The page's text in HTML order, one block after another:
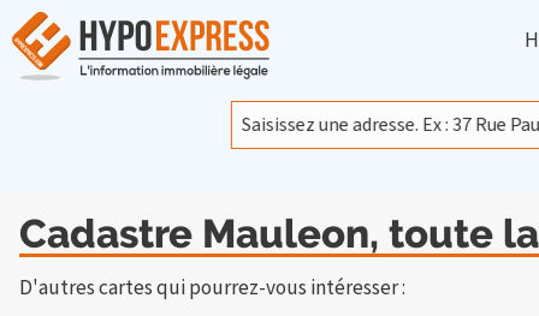
Cadastre Mauleon, toute
D'autres cartes qui pourrez-vous intéresser :